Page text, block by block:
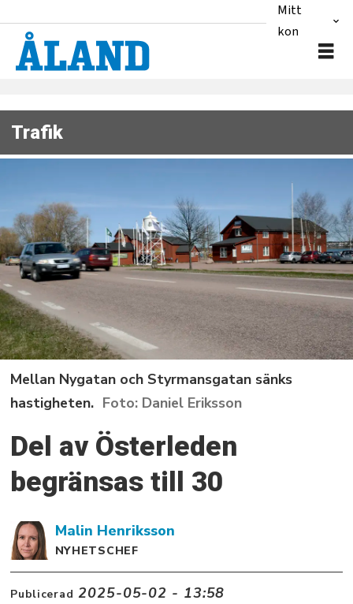
Mitt
konto
Trafik
Mellan Nygatan och Styrmansgatan sänks
hastigheten.
Daniel Eriksson
Del av Österleden
begränsas till 30
Malin Henriksson
NYHETSCHEF
Publicerad 2025-05-02 - 13:58